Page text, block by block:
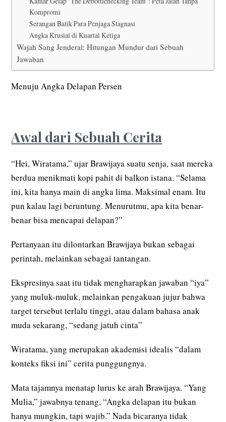
Kompromi
Serangan Balik Para Penjaga Stagnasi
Angka Krusial di Kuartal Ketiga
Wajah Sang Jenderal: Hitungan Mundur dari Sebuah
Jawaban
Menuju Angka Delapan Persen
Awal dari Sebuah Cerita
“Hei, Wiratama,” ujar Brawijaya suatu senja, saat mereka
berdua menikmati kopi pahit di balkon istana. “Selama
ini, kita hanya main di angka lima. Maksimal enam. Itu
pun kalau lagi beruntung. Menurutmu, apa kita benar-
benar bisa mencapai delapan?”
Pertanyaan itu dilontarkan Brawijaya bukan sebagai
perintah, melainkan sebagai tantangan.
Ekspresinya saat itu tidak mengharapkan jawaban “iya”
yang muluk-muluk, melainkan pengakuan jujur bahwa
target tersebut terlalu tinggi, atau dalam bahasa anak
muda sekarang, “sedang jatuh cinta”
Wiratama, yang merupakan akademisi idealis “dalam
konteks fiksi ini” cerita punggungnya.
Mata tajamnya menatap lurus ke arah Brawijaya. “Yang
Mulia,” jawabnya tenang, “Angka delapan itu bukan
hanya mungkin, tapi wajib.” Nada bicaranya tidak